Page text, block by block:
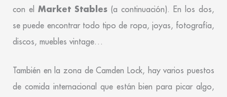
con el Market Stables (a continuación). En los dos,
se puede encontrar todo tipo de ropa, joyas, fotografía,
discos, muebles vintage…
También en la zona de Camden Lock, hay varios puestos
de comida internacional que están bien para picar algo,